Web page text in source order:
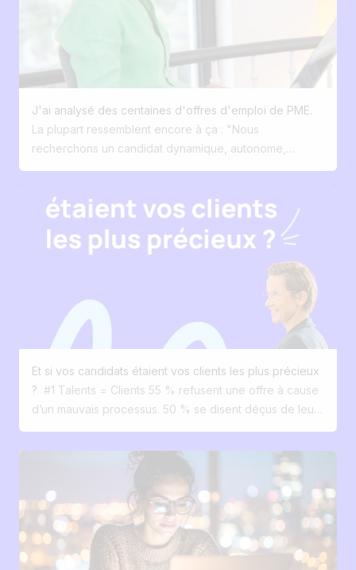
exactement l'inverse. Les recruteurs sont noyés sous
les tâches administratives. Ce qu'ils veulent, c'est
moins d'encodage. Moins de clics. Moins de gestion. Et
plus de conversations. Plus d'écoute. Plus de
héros du recrutement. Le héros, c'est le recruteur. La
technologie doit simplement lui permettre de faire ce
qu'il fait de mieux : créer des connexions humaines.
J'ai analysé des centaines d'offres d'emploi de PME.
La plupart ressemblent encore à ça : "Nous
recherchons un candidat dynamique, autonome,
polyvalent ... pour rejoindre une super équipe"
Aujourd'hui, les meilleures offres répondent à 3
questions : • Pourquoi vous ? • Pourquoi ce job ? •
Pourquoi maintenant ? Et je rajouterais un bonus : Notre
vision d'entreprise ? Le recrutement est devenu du
marketing. Pourtant, peu d'entreprises l'ont compris.
Et si vos candidats étaient vos clients les plus précieux
? #1 Talents = Clients 55 % refusent une offre à cause
d’un mauvais processus. 50 % se disent déçus de leur
expérience candidat. Pourtant, vous bichonnez vos
clients. Pourquoi pas vos talents ? #2 Recruter
Recruter, ce n’est plus filtrer. C’est séduire, comme une
vraie marque. Les candidats veulent une expérience
claire, fluide, engageante. #3 Site carrière personnalisé
Mobile, fluide, à votre image. Jusqu’à 24 % de
conversion. #4 Diffusion sur 100+ plateformes
Automatiquement. Google job, Indeed, LinkedIn